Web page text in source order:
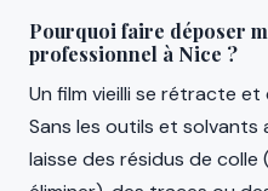
Pourquoi faire déposer
professionnel à Nice ?
Un film vieilli se rétracte
Sans les outils et
laisse des résidus de colle